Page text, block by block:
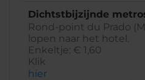
Dichtstbijzijnde
Rond-point du Prado
lopen naar het hotel.
Enkeltje: € 1,60
Klik
hier